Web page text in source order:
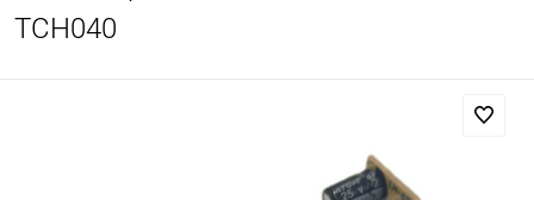
TCH040